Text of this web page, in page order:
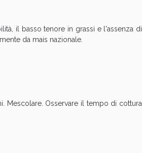
il basso tenore in grassi e l'assenza di
da mais nazionale.
Mescolare. Osservare il tempo di cottura